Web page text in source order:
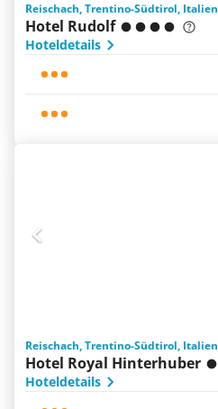
Reischach, Trentino-Südtirol, Italien
Hotel Rudolf
Hoteldetails
Reischach, Trentino-Südtirol, Italien
Hotel Royal Hinterhuber
Hoteldetails